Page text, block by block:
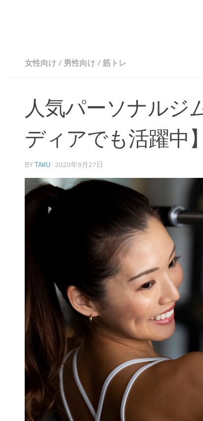
女性向け / 男性向け / 筋トレ
人気パーソナルジ
ディアでも活躍中】
BY TAKU · 2020年9月27日